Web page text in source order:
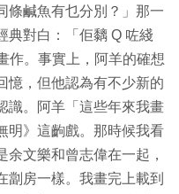
條鹹魚有乜分別？」那一
典對白：「佢黐 Q 咗綫
作。事實上，阿羊的確想
憶，但他認為有不少新的
識。阿羊「這些年來我畫
明》這齣戲。那時候我看
文樂和曾志偉在一起，
劏房一樣。我畫完上載到